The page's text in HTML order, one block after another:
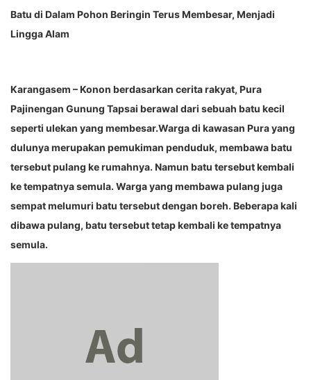
Batu di Dalam Pohon Beringin Terus Membesar, Menjadi
Lingga Alam
Karangasem – Konon berdasarkan cerita rakyat, Pura
Pajinengan Gunung Tapsai berawal dari sebuah batu kecil
seperti ulekan yang membesar.Warga di kawasan Pura yang
dulunya merupakan pemukiman penduduk, membawa batu
tersebut pulang ke rumahnya. Namun batu tersebut kembali
ke tempatnya semula. Warga yang membawa pulang juga
sempat melumuri batu tersebut dengan boreh. Beberapa kali
dibawa pulang, batu tersebut tetap kembali ke tempatnya
semula.